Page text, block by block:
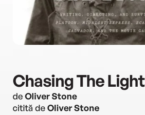
Chasing The Light
deOliver Stone
citită deOliver Stone